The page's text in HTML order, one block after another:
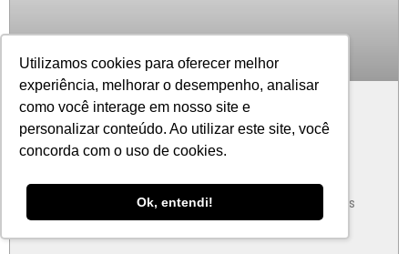
Utilizamos cookies para oferecer melhor
experiência, melhorar o desempenho, analisar
como você interage em nosso site e
personalizar conteúdo. Ao utilizar este site, você
concorda com o uso de cookies.
Ok, entendi!
A importância de gerir a
documentação dos franqueados
em uma rede de franquias
Ao longo do tempo, temos trabalhado com redes
de diversos setores, em